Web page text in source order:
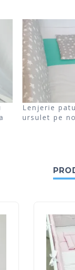
Lenjerie
ursulet pe